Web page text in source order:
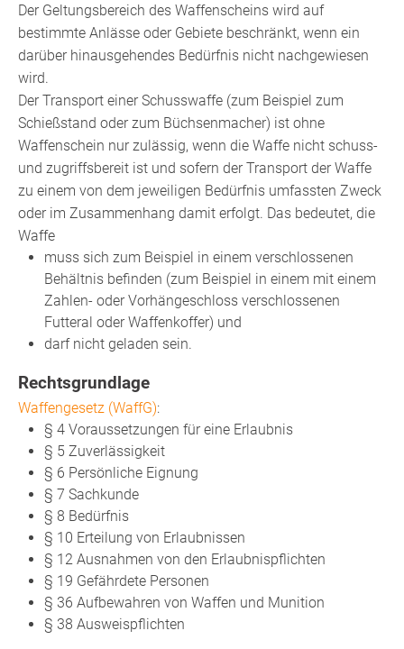
Der Geltungsbereich des Waffenscheins wird auf
bestimmte Anlässe oder Gebiete beschränkt, wenn ein
darüber hinausgehendes Bedürfnis nicht nachgewiesen
wird.
Der Transport einer Schusswaffe (zum Beispiel zum
Schießstand oder zum Büchsenmacher) ist ohne
Waffenschein nur zulässig, wenn die Waffe nicht schuss-
und zugriffsbereit ist und sofern der Transport der Waffe
zu einem von dem jeweiligen Bedürfnis umfassten Zweck
oder im Zusammenhang damit erfolgt. Das bedeutet, die
Waffe
muss sich zum Beispiel in einem verschlossenen
Behältnis befinden (zum Beispiel in einem mit einem
Zahlen- oder Vorhängeschloss verschlossenen
Futteral oder Waffenkoffer) und
darf nicht geladen sein.
Rechtsgrundlage
Waffengesetz (WaffG):
§ 4 Voraussetzungen für eine Erlaubnis
§ 5 Zuverlässigkeit
§ 6 Persönliche Eignung
§ 7 Sachkunde
§ 8 Bedürfnis
§ 10 Erteilung von Erlaubnissen
§ 12 Ausnahmen von den Erlaubnispflichten
§ 19 Gefährdete Personen
§ 36 Aufbewahren von Waffen und Munition
§ 38 Ausweispflichten